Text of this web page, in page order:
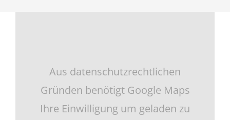
Aus datenschutzrechtlichen
Gründen benötigt Google Maps
Ihre Einwilligung um geladen zu